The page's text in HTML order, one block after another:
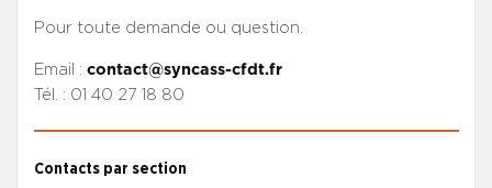
Pour toute demande ou question.
Email : contact@syncass-cfdt.fr
Tél. : 01 40 27 18 80
Contacts par section